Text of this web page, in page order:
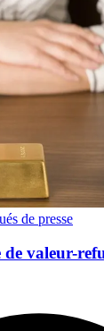
de presse
valeur-